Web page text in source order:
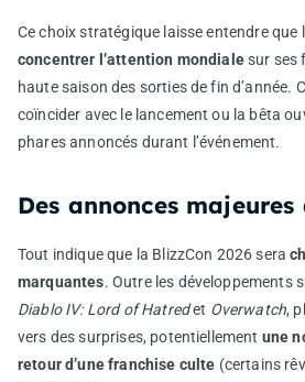
Ce choix stratégique laisse entendre que
concentrer l’attention mondialesur ses
haute saison des sorties de fin d’année.
coïncider avec le lancement ou la bêta
phares annoncés durant l’événement.
Des annonces
Tout indique que la BlizzCon 2026 sera
marquantes. Outre les développements
Diablo IV: Lord of Hatredet Overwatch,
vers des surprises, potentiellement une
retour d’une franchise culte (certains